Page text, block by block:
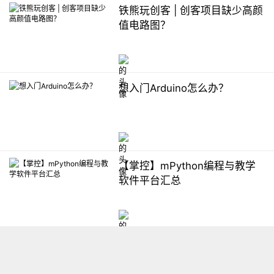
铁熊玩创客 | 创客项目缺少高颜
值电路图？
想入门Arduino怎么办？
【掌控】mPython编程与教学
软件平台汇总